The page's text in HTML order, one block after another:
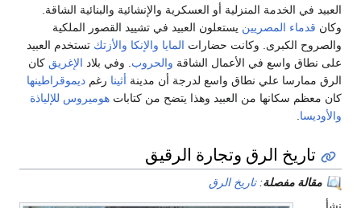
العبيد في الخدمة المنزلية أو العسكرية والإنشائية والبنائية الشاقة.
وكان قدماء المصريين يستعلون العبيد في تشييد القصور الملكية
والصروح الكبرى. وكانت حضارات المايا والإنكا والأزتك تستخدم العبيد
على نطاق واسع في الأعمال الشاقة والحروب. وفي بلاد الإغريق كان
الرق ممارسا علي نطاق واسع لدرجة أن مدينة أثينا رغم ديموقراطينها
كان معظم سكانها من العبيد وهذا يتضح من كتابات هوميروس للإلياذة
والأوديسا.
تاريخ الرق وتجارة الرقيق
مقالة مفصلة:تاريخ الرق